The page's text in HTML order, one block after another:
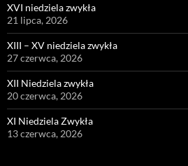
XVI niedziela zwykła
21 lipca, 2026
XIII – XV niedziela zwykła
27 czerwca, 2026
XII Niedziela zwykła
20 czerwca, 2026
XI Niedziela Zwykła
13 czerwca, 2026